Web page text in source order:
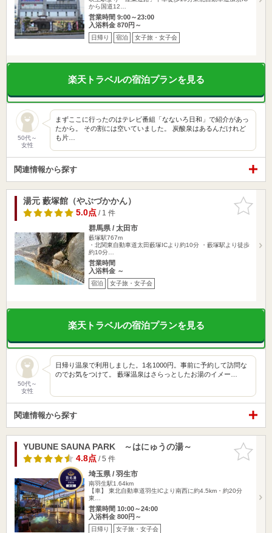
から国道12…
営業時間 9:00～23:00
入浴料金 870円～
日帰り 宿泊 女子旅・女子会
楽天トラベルの宿泊プランを見る
50代～
女性
まずここに行ったのはテレビ番組「なないろ日和」で紹介があっ
たから。 その割には空いていました。 炭酸泉はあるんだけれど
も片…
関連情報から探す
お気に入
りに追加
湯元 藪塚館（やぶづかかん）
5.0点/ 1 件
群馬県 / 太田市
藪塚駅767m
・北関東自動車道太田藪塚ICより約10分 ・藪塚駅より徒歩
約10分…
営業時間
入浴料金 ～
宿泊 女子旅・女子会
楽天トラベルの宿泊プランを見る
50代～
女性
日帰り温泉で利用しました。1名1000円。事前に予約して訪問な
のでお気をつけて。 藪塚温泉はさらっとしたお湯のイメー…
関連情報から探す
お気に入
りに追加
YUBUNE SAUNA PARK ～はにゅうの湯～
4.8点/ 5 件
埼玉県 / 羽生市
南羽生駅1.64km
【車】 東北自動車道羽生ICより南西に約4.5km・約20分
東…
営業時間 10:00～24:00
入浴料金 800円～
日帰り 女子旅・女子会